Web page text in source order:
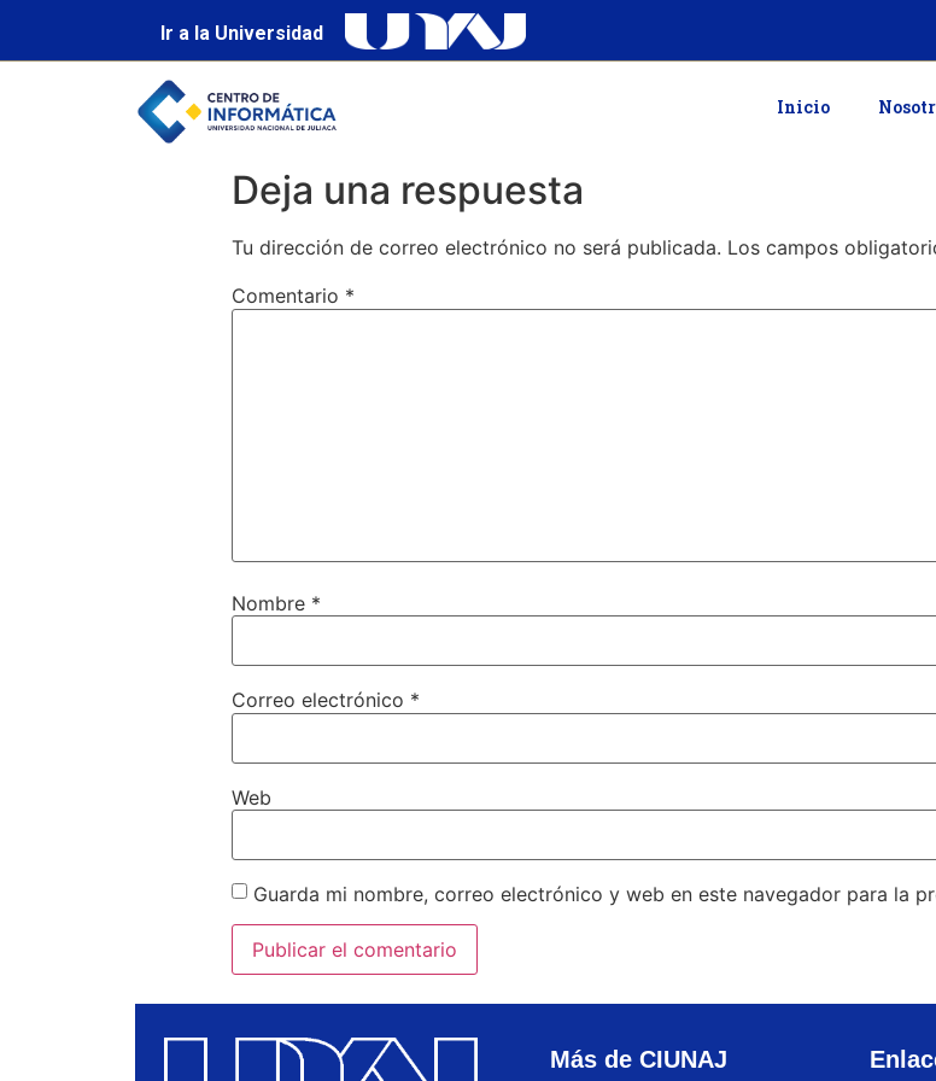
Ir a la Universidad
Inicio
Deja una respuesta
Tu dirección de correo electrónico no será publicada. Los campos
Comentario *
Nombre *
Correo electrónico *
Web
Guarda mi nombre, correo electrónico y web en este navegador para la
Más de CIUNAJ